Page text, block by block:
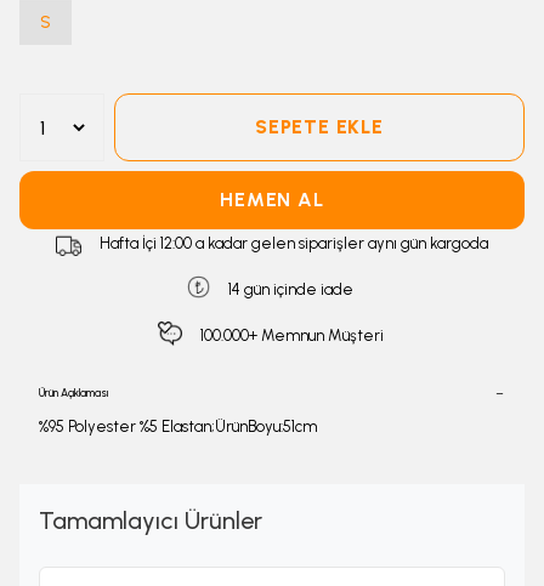
S
SEPETE EKLE
HEMEN AL
Hafta İçi 12:00 a kadar gelen siparişler aynı gün kargoda
14 gün içinde iade
100.000+ Memnun Müşteri
Ürün Açıklaması
%95 Polyester %5 Elastan;ÜrünBoyu:51cm
Tamamlayıcı Ürünler